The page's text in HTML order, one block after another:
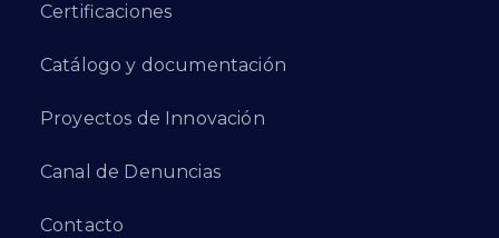
Certificaciones
Catálogo y documentación
Proyectos de Innovación
Canal de Denuncias
Contacto